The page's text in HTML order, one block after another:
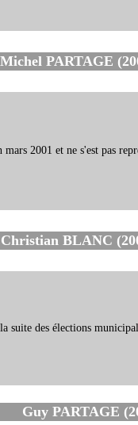
Michel PARTAGE
2001 et ne s'est pas
Christian BLANC
suite des élections
Guy PARTAGE